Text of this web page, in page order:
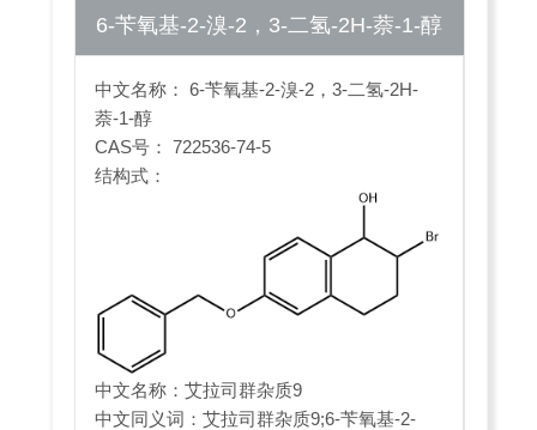
6-苄氧基-2-溴-2，3-二氢-2H-萘-1-醇
中文名称： 6-苄氧基-2-溴-2，3-二氢-2H-
萘-1-醇
CAS号： 722536-74-5
结构式：
中文名称：艾拉司群杂质9
中文同义词：艾拉司群杂质9;6-苄氧基-2-